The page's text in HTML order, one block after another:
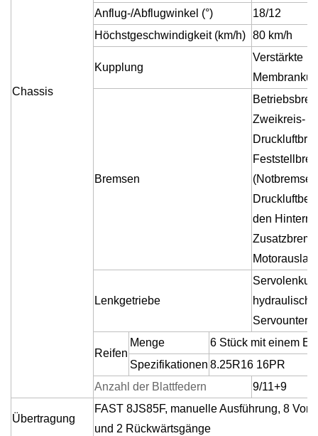
Chassis
Anflug-/Abflugwinkel (°)
18/12
Höchstgeschwindigkeit (km/h) 80 km/h
Kupplung
Verstärkte
Bremsen
Zweikreis-
den
Lenkgetriebe
Reifen
Menge
6 Stück mit einem
Spezifikationen 8.25R16 16PR
Anzahl der Blattfedern
9/11+9
Übertragung
FAST 8JS85F, manuelle Ausführung, 8
und 2 Rückwärtsgänge